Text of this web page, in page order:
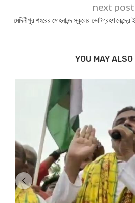
next post
মেদিনীপুর শহরের মোহনানন্দ স্কুলের ভোটগ্রহণ
YOU MAY ALSO